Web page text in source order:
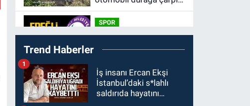
takla attı. Sürücü
alevlerin arasından
kurtarıldı.
SPOR
11:49Kdz. Ereğli
Belediyespor'da
geçecek?
KARABÜK
11:45Karabük'te
oğluna mesaj attığını
Trend Haberler
İş insanı Ercan Ekşi
İstanbul’daki s*lahlı
saldırıda hayatını
1